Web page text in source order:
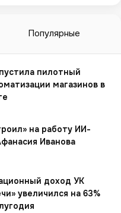
Популярные
пилотный
магазинов в
на работу ИИ-
Иванова
доход УК
увеличился на 63%